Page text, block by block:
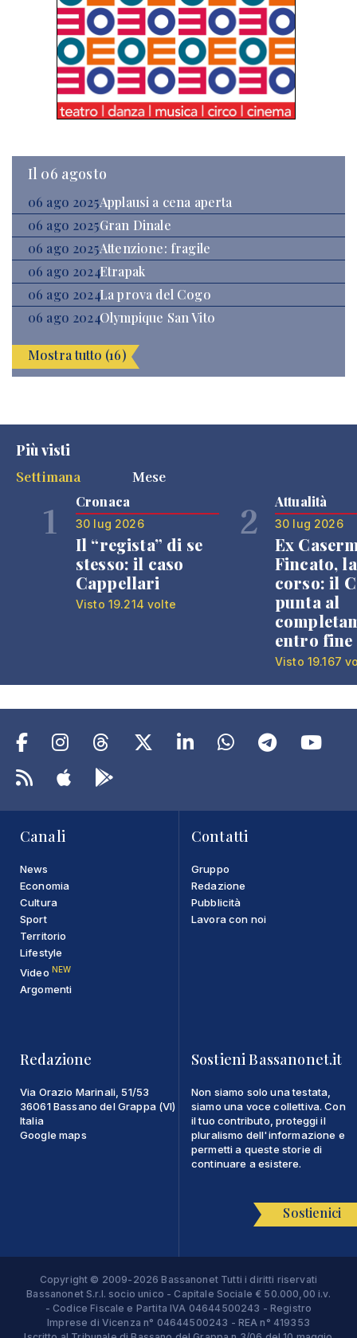
Il 06 agosto
06 ago 2025Applausi a cena aperta
06 ago 2025Gran Dinale
06 ago 2025Attenzione: fragile
06 ago 2024Etrapak
06 ago 2024La prova del Cogo
06 ago 2024Olympique San Vito
Mostra tutto (16)
Più visti
Settimana
Mese
1 Cronaca
30 lug 2026
Il “regista” di se
stesso: il caso
Cappellari
Visto 19.214 volte
2 Attualità
30 lug 2026
Ex
Fincato,
corso: il
punta al
entro fine
Visto 19.167
Canali
News
Economia
Cultura
Sport
Territorio
Lifestyle
Video NEW
Argomenti
Contatti
Gruppo
Redazione
Pubblicità
Lavora con noi
Redazione
Via Orazio Marinali, 51/53
36061 Bassano del Grappa (VI)
Italia
Google maps
Sostieni Bassanonet.it
Non siamo solo una testata,
siamo una voce collettiva. Con
il tuo contributo, proteggi il
pluralismo dell'informazione e
permetti a queste storie di
continuare a esistere.
Sostienici
Copyright © 2009-2026 Bassanonet Tutti i diritti riservati
Bassanonet S.r.l. socio unico - Capitale Sociale € 50.000,00 i.v.
- Codice Fiscale e Partita IVA 04644500243 - Registro
Imprese di Vicenza n° 04644500243 - REA n° 419353